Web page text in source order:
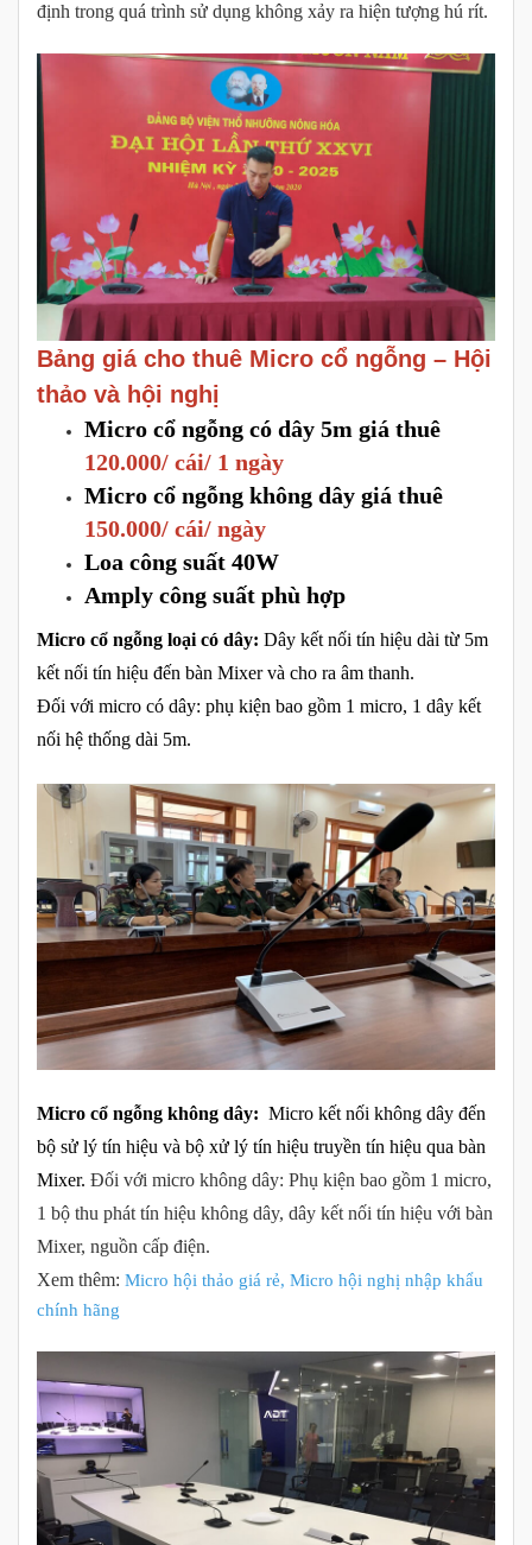
định trong quá trình sử dụng không xảy ra hiện tượng hú rít.
Bảng giá cho thuê Micro cổ ngỗng – Hội
thảo và hội nghị
Micro cổ ngỗng có dây 5m giá thuê
120.000/ cái/ 1 ngày
Micro cổ ngỗng không dây giá thuê
150.000/ cái/ ngày
Loa công suất 40W
Amply công suất phù hợp
Micro cổ ngỗng loại có dây: Dây kết nối tín hiệu dài từ 5m
kết nối tín hiệu đến bàn Mixer và cho ra âm thanh.
Đối với micro có dây: phụ kiện bao gồm 1 micro, 1 dây kết
nối hệ thống dài 5m.
Micro cổ ngỗng không dây: Micro kết nối không dây đến
bộ sử lý tín hiệu và bộ xử lý tín hiệu truyền tín hiệu qua bàn
Mixer. Đối với micro không dây: Phụ kiện bao gồm 1 micro,
1 bộ thu phát tín hiệu không dây, dây kết nối tín hiệu với bàn
Mixer, nguồn cấp điện.
Xem thêm: Micro hội thảo giá rẻ, Micro hội nghị nhập khẩu
chính hãng